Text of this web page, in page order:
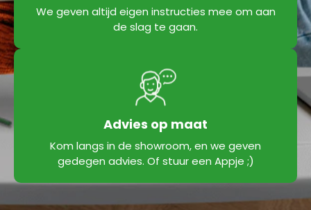
We geven altijd eigen instructies mee om aan
de slag te gaan.
Advies op maat
Kom langs in de showroom, en we geven
gedegen advies. Of stuur een Appje ;)